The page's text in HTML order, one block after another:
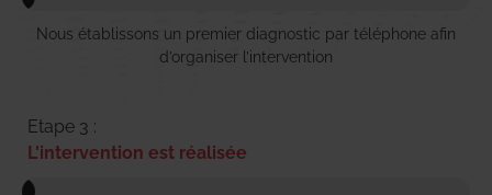
Nous établissons un premier diagnostic par téléphone afin
d’organiser l’intervention
Etape 3 :
L'intervention est réalisée